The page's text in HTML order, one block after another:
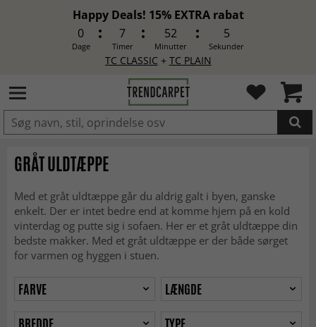
Happy Deals! 15% EXTRA rabat
0
Dage
7
Timer
52
Minutter
3
Sekunder
TC CLASSIC + TC PLAIN
GRÅT ULDTÆPPE
Med et gråt uldtæppe går du aldrig galt i byen, ganske
enkelt. Der er intet bedre end at komme hjem på en kold
vinterdag og putte sig i sofaen. Her er et gråt uldtæppe din
bedste makker. Med et gråt uldtæppe er der både sørget
for varmen og hyggen i stuen.
FARVE
LÆNGDE